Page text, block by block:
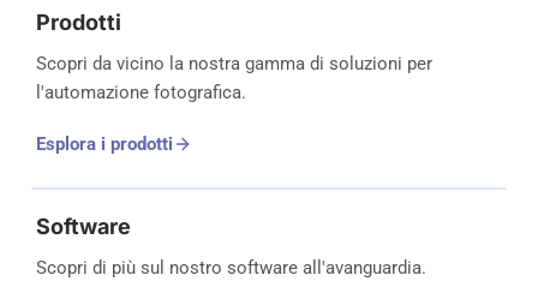
Prodotti
Scopri da vicino la nostra gamma di soluzioni per
l'automazione fotografica.
Esplora i prodotti
Software
Scopri di più sul nostro software all'avanguardia.